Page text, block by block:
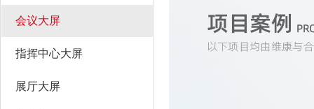
会议大屏
指挥中心大屏
展厅大屏